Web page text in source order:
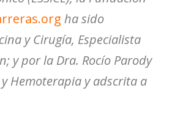
ha sido
y Cirugía, Especialista
y por la Dra. Rocío Parody
Hemoterapia y adscrita a